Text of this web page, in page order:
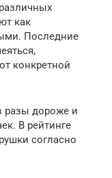
как
Последние
конкретной
разы дороже и
В рейтинге
согласно